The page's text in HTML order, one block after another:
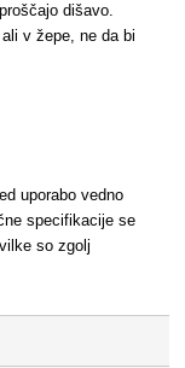
dišavo.
v žepe, ne da bi
uporabo vedno
specifikacije se
so zgolj